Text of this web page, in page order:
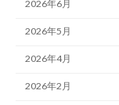
2026年6月
2026年5月
2026年4月
2026年2月